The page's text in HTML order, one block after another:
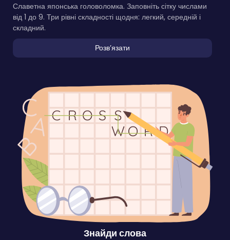
Славетна японська головоломка. Заповніть сітку числами
від 1 до 9. Три рівні складності щодня: легкий, середній і
складний.
Розвʼязати
Знайди слова